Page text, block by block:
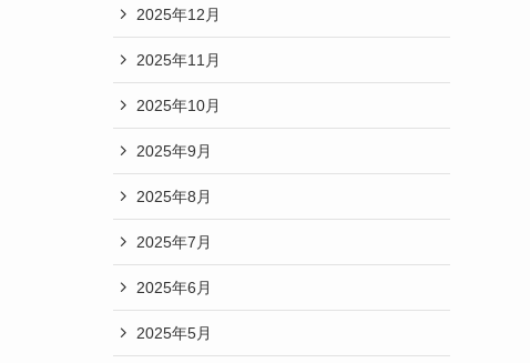
2025年12月
2025年11月
2025年10月
2025年9月
2025年8月
2025年7月
2025年6月
2025年5月